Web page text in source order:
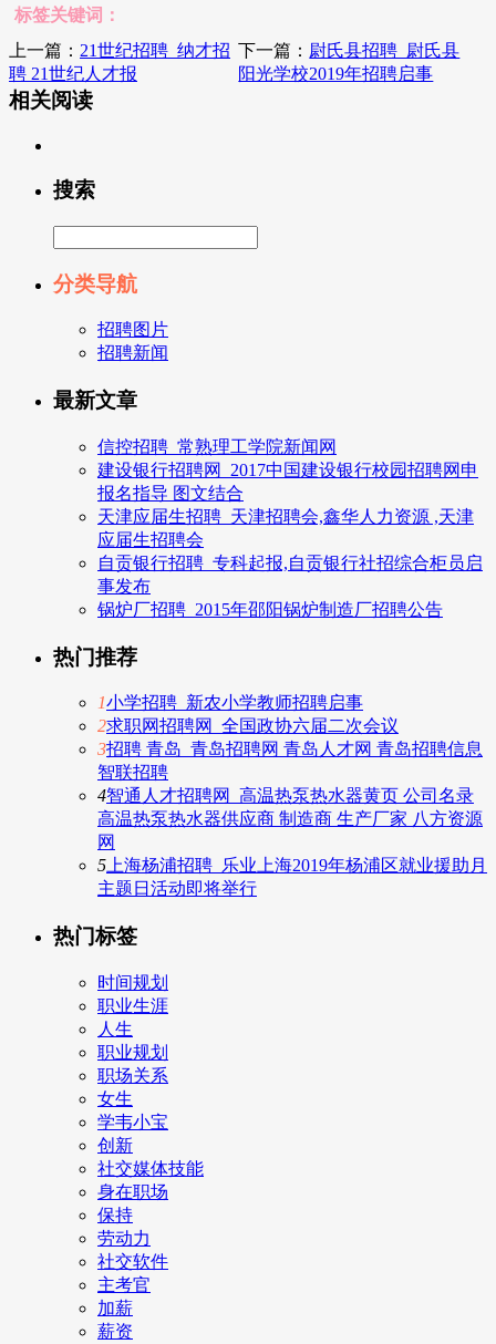
标签关键词：
上一篇： 21世纪招聘_纳才招
聘 21世纪人才报
下一篇： 尉氏县招聘_尉氏县
阳光学校2019年招聘启事
相关阅读
搜索
分类导航
招聘图片
招聘新闻
最新文章
信控招聘_常熟理工学院新闻网
建设银行招聘网_2017中国建设银行校园招聘网申
报名指导 图文结合
天津应届生招聘_天津招聘会,鑫华人力资源 ,天津
应届生招聘会
自贡银行招聘_专科起报,自贡银行社招综合柜员启
事发布
锅炉厂招聘_2015年邵阳锅炉制造厂招聘公告
热门推荐
1小学招聘_新农小学教师招聘启事
2求职网招聘网_全国政协六届二次会议
3招聘 青岛_青岛招聘网 青岛人才网 青岛招聘信息
智联招聘
4智通人才招聘网_高温热泵热水器黄页 公司名录
高温热泵热水器供应商 制造商 生产厂家 八方资源
网
5 上海杨浦招聘_乐业上海2019年杨浦区就业援助月
主题日活动即将举行
热门标签
时间规划
职业生涯
人生
职业规划
职场关系
女生
学韦小宝
创新
社交媒体技能
身在职场
保持
劳动力
社交软件
主考官
加薪
薪资